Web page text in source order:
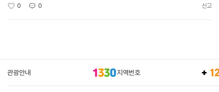
0 0 신고
관광안내 지역번호